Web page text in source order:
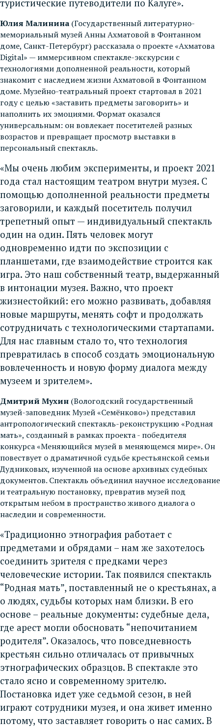
туристические путеводители по Калуге».
Юлия Малинина (Государственный литературно-
мемориальный музей Анны Ахматовой в Фонтанном
доме, Санкт-Петербург) рассказала о проекте «Ахматова
Digital» — иммерсивном спектакле-экскурсии с
технологиями дополненной реальности, который
знакомит с наследием жизни Ахматовой в Фонтанном
доме. Музейно-театральный проект стартовал в 2021
году с целью «заставить предметы заговорить» и
наполнить их эмоциями. Формат оказался
универсальным: он вовлекает посетителей разных
возрастов и превращает просмотр выставки в
персональный спектакль.
«Мы очень любим эксперименты, и проект 2021
года стал настоящим театром внутри музея. С
помощью дополненной реальности предметы
заговорили, и каждый посетитель получил
трепетный опыт — индивидуальный спектакль
один на один. Пять человек могут
одновременно идти по экспозиции с
планшетами, где взаимодействие строится как
игра. Это наш собственный театр, выдержанный
в интонации музея. Важно, что проект
жизнестойкий: его можно развивать, добавляя
новые маршруты, менять софт и продолжать
сотрудничать с технологическими стартапами.
Для нас главным стало то, что технология
превратилась в способ создать эмоциональную
вовлеченность и новую форму диалога между
музеем и зрителем».
Дмитрий Мухин (Вологодский государственный
музей-заповедник Музей «Семёнково») представил
антропологический спектакль-реконструкцию «Родная
мать», созданный в рамках проекта - победителя
конкурса «Меняющийся музей в меняющемся мире». Он
повествует о драматичной судьбе крестьянской семьи
Дудниковых, изученной на основе архивных судебных
документов. Спектакль объединил научное исследование
и театральную постановку, превратив музей под
открытым небом в пространство живого диалога о
наследии и современности.
«Традиционно этнография работает с
предметами и обрядами – нам же захотелось
соединить зрителя с предками через
человеческие истории. Так появился спектакль
“Родная мать”, поставленный не о крестьянах, а
о людях, судьбы которых нам близки. В его
основе – реальные документы: судебные дела,
где арест могли обосновать “непочитанием
родителя”. Оказалось, что повседневность
крестьян сильно отличалась от привычных
этнографических образцов. В спектакле это
стало ясно и современному зрителю.
Постановка идет уже седьмой сезон, в ней
играют сотрудники музея, и она живет именно
потому, что заставляет говорить о нас самих. В